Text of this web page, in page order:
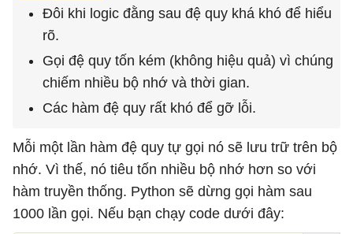
Đôi khi logic đằng sau đệ quy khá khó để hiểu
rõ.
Gọi đệ quy tốn kém (không hiệu quả) vì chúng
chiếm nhiều bộ nhớ và thời gian.
Các hàm đệ quy rất khó để gỡ lỗi.
Mỗi một lần hàm đệ quy tự gọi nó sẽ lưu trữ trên bộ
nhớ. Vì thế, nó tiêu tốn nhiều bộ nhớ hơn so với
hàm truyền thống. Python sẽ dừng gọi hàm sau
1000 lần gọi. Nếu bạn chạy code dưới đây: